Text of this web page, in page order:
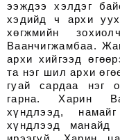
ээждээ хэлдэг
хэдийд ч архи
хөгжмийн
Ваанчигжамбаа.
архи хийгээд
та нэг шил архи
гуай сардаа нэг
гарна. Харин
хүндлээд,
хүндлээд